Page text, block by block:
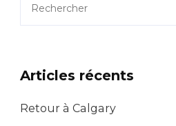
Articles récents
Retour à Calgary